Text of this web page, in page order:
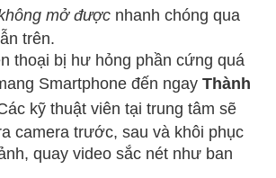
mở được nhanh chóng qua
trên.
thoại bị hư hỏng phần cứng quá
Smartphone đến ngay Thành
kỹ thuật viên tại trung tâm sẽ
camera trước, sau và khôi phục
quay video sắc nét như ban